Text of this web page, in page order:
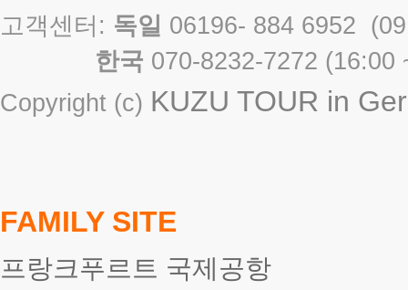
고객센터: 독일 06196- 884 6952
한국 070-8232-7272 (
Copyright (c) KUZU TOUR in
FAMILY SITE
프랑크푸르트 국제공항